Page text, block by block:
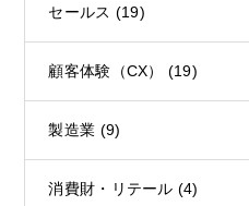
セールス (19)
顧客体験（CX） (19)
製造業 (9)
消費財・リテール (4)